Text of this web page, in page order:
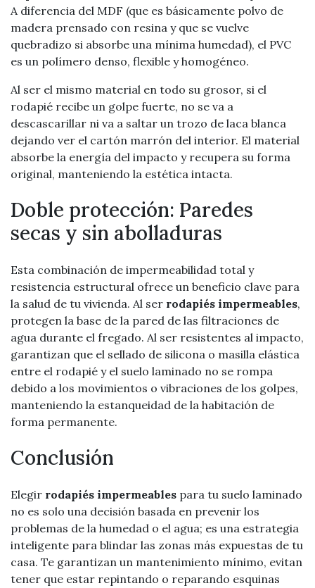
A diferencia del MDF (que es básicamente polvo de
madera prensado con resina y que se vuelve
quebradizo si absorbe una mínima humedad), el PVC
es un polímero denso, flexible y homogéneo.
Al ser el mismo material en todo su grosor, si el
rodapié recibe un golpe fuerte, no se va a
descascarillar ni va a saltar un trozo de laca blanca
dejando ver el cartón marrón del interior. El material
absorbe la energía del impacto y recupera su forma
original, manteniendo la estética intacta.
Doble protección: Paredes
secas y sin abolladuras
Esta combinación de impermeabilidad total y
resistencia estructural ofrece un beneficio clave para
la salud de tu vivienda. Al ser rodapiés impermeables,
protegen la base de la pared de las filtraciones de
agua durante el fregado. Al ser resistentes al impacto,
garantizan que el sellado de silicona o masilla elástica
entre el rodapié y el suelo laminado no se rompa
debido a los movimientos o vibraciones de los golpes,
manteniendo la estanqueidad de la habitación de
forma permanente.
Conclusión
Elegir rodapiés impermeables para tu suelo laminado
no es solo una decisión basada en prevenir los
problemas de la humedad o el agua; es una estrategia
inteligente para blindar las zonas más expuestas de tu
casa. Te garantizan un mantenimiento mínimo, evitan
tener que estar repintando o reparando esquinas